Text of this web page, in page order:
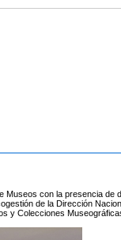
Museos con la presencia
de la Dirección
y Colecciones